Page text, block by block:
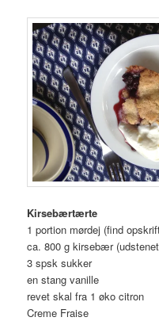
Kirsebærtærte
1 portion mørdej (find
ca. 800 g kirsebær
3 spsk sukker
en stang vanille
revet skal fra 1 øko citron
Creme Fraise